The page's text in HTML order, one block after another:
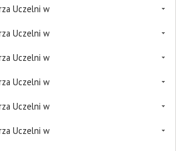
Uczelni w
Uczelni w
Uczelni w
Uczelni w
Uczelni w
Uczelni w